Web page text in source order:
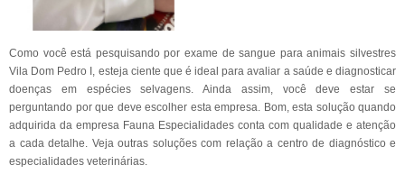
Como você está pesquisando por exame de sangue para animais silvestres
Vila Dom Pedro I, esteja ciente que é ideal para avaliar a saúde e diagnosticar
doenças em espécies selvagens. Ainda assim, você deve estar se
perguntando por que deve escolher esta empresa. Bom, esta solução quando
adquirida da empresa Fauna Especialidades conta com qualidade e atenção
a cada detalhe. Veja outras soluções com relação a centro de diagnóstico e
especialidades veterinárias.